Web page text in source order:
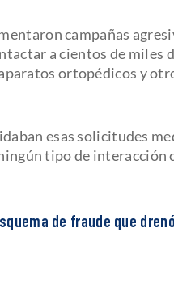
campañas
a cientos de miles
ortopédicos y
esas solicitudes
tipo de interacción
de fraude que